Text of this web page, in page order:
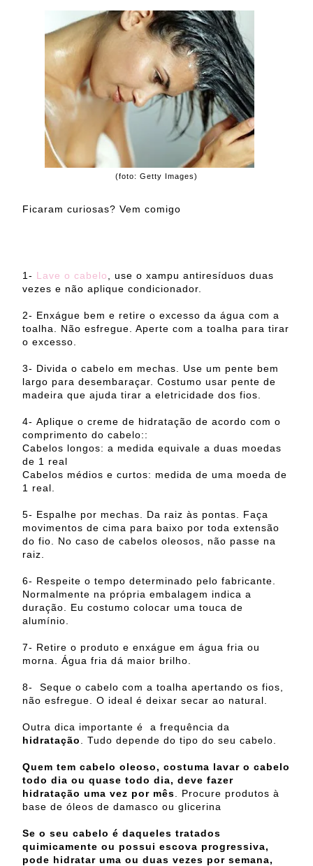
(foto: Getty Images)
Ficaram curiosas? Vem comigo
1- Lave o cabelo
, use o xampu antiresíduos duas
vezes e não aplique condicionador.
2- Enxágue bem e retire o excesso da água com a
toalha. Não esfregue. Aperte com a toalha para tirar
o excesso.
3- Divida o cabelo em mechas. Use um pente bem
largo para desembaraçar. Costumo usar pente de
madeira que ajuda tirar a eletricidade dos fios.
4- Aplique o creme de hidratação de acordo com o
comprimento do cabelo::
Cabelos longos: a medida equivale a duas moedas
de 1 real
Cabelos médios e curtos: medida de uma moeda de
1 real.
5- Espalhe por mechas. Da raiz às pontas. Faça
movimentos de cima para baixo por toda extensão
do fio. No caso de cabelos oleosos, não passe na
raiz.
6- Respeite o tempo determinado pelo fabricante.
Normalmente na própria embalagem indica a
duração. Eu costumo colocar uma touca de
alumínio.
7- Retire o produto e enxágue em água fria ou
morna. Água fria dá maior brilho.
8- Seque o cabelo com a toalha apertando os fios,
não esfregue. O ideal é deixar secar ao natural.
Outra dica importante é a frequência da
hidratação
. Tudo depende do tipo do seu cabelo.
Quem tem cabelo oleoso, costuma lavar o cabelo
todo dia ou quase todo dia, deve fazer
hidratação uma vez por mês . Procure produtos à
base de óleos de damasco ou glicerina
Se o seu cabelo é daqueles tratados
quimicamente ou possui escova progressiva,
pode hidratar uma ou duas vezes por semana,